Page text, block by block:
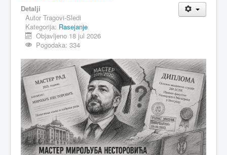
Detalji
Autor Tragovi-Sledi
Kategorija: Rasejanje
Objavljeno 18 jul 2026
Pogodaka: 334